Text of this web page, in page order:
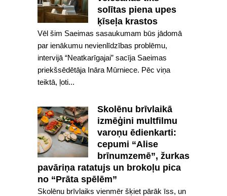
solītas piena upes
ķīseļa krastos
Vēl šim Saeimas sasaukumam būs jādomā
par ienākumu nevienlīdzības problēmu,
intervijā “Neatkarīgajai” sacīja Saeimas
priekšsēdētāja Ināra Mūrniece. Pēc viņa
teiktā, ļoti...
Skolēnu brīvlaikā
izmēģini multfilmu
varoņu ēdienkarti:
cepumi “Alise
brīnumzemē”, žurkas
pavāriņa ratatujs un brokoļu pica
no “Prāta spēlēm”
Skolēnu brīvlaiks vienmēr šķiet pārāk īss, un